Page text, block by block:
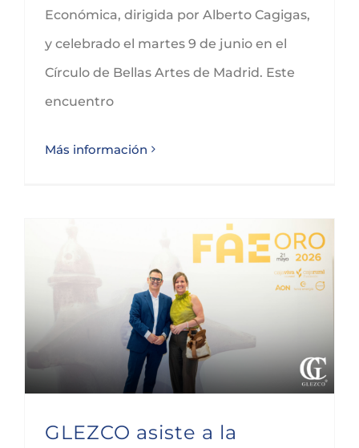
Económica, dirigida por Alberto Cagigas,
y celebrado el martes 9 de junio en el
Círculo de Bellas Artes de Madrid. Este
encuentro
Más información
GLEZCO asiste a la